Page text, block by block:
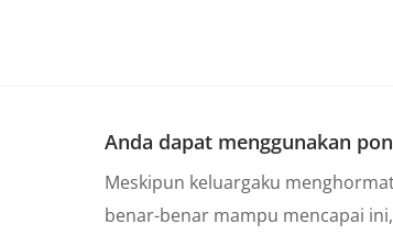
Anda dapat menggunakan
Meskipun keluargaku
benar-benar mampu mencapai